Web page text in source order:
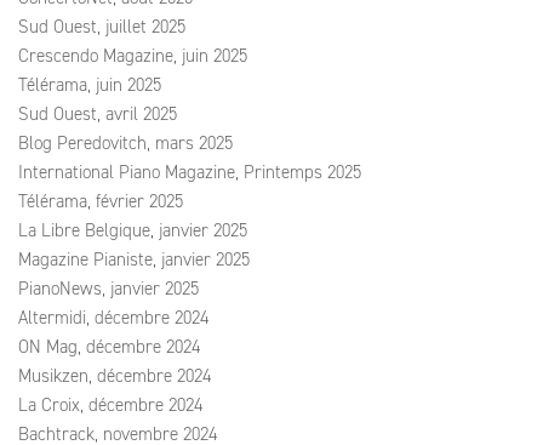
Sud Ouest, juillet 2025
Crescendo Magazine, juin 2025
Télérama, juin 2025
Sud Ouest, avril 2025
Blog Peredovitch, mars 2025
International Piano Magazine, Printemps 2025
Télérama, février 2025
La Libre Belgique, janvier 2025
Magazine Pianiste, janvier 2025
PianoNews, janvier 2025
Altermidi, décembre 2024
ON Mag, décembre 2024
Musikzen, décembre 2024
La Croix, décembre 2024
Bachtrack, novembre 2024